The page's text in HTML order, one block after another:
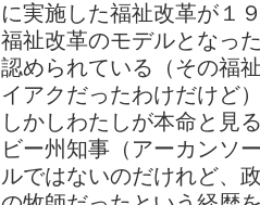
に実施した福祉改革が１
福祉改革のモデルとなっ
認められている（その福
イアクだったわけだけど
しかしわたしが本命と見
ビー州知事（アーカンソ
ルではないのだけれど、